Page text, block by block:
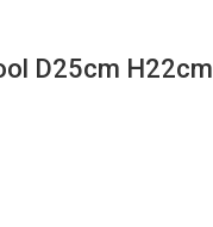
D25cm